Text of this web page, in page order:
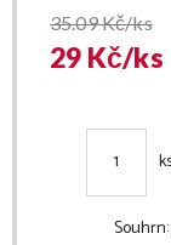
35.09Kč/ks
29 Kč/ks
Souhrn: